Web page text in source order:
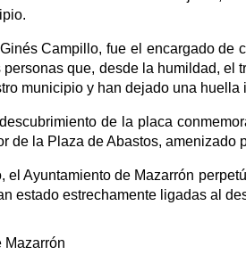
Campillo, fue el encargado de
que, desde la humildad,
municipio y han dejado una huella
de la placa
de la Plaza de Abastos, amenizado
el Ayuntamiento de Mazarrón
estado estrechamente ligadas al
Mazarrón